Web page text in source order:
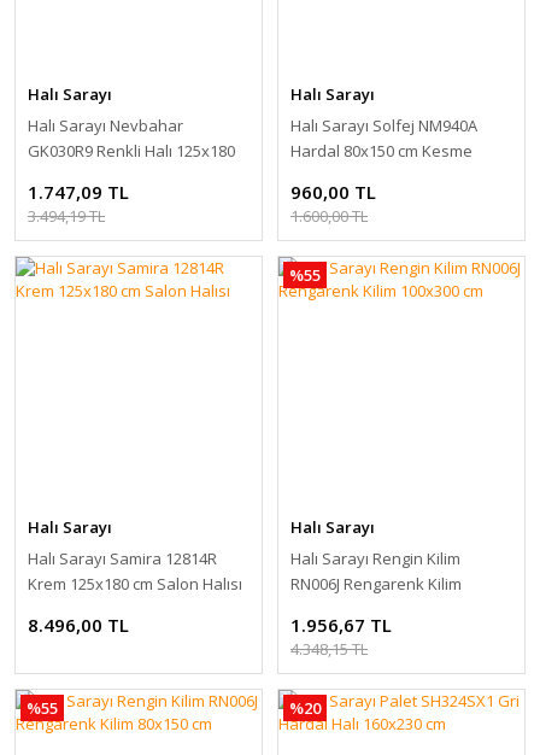
Halı Sarayı
Halı Sarayı Nevbahar
GK030R9 Renkli Halı 125x180
1.747,09 TL
3.494,19 TL
Halı Sarayı
Halı Sarayı Solfej NM940A
Hardal 80x150 cm Kesme
960,00 TL
1.600,00 TL
Halı Sarayı
Halı Sarayı Samira 12814R
Krem 125x180 cm Salon Halısı
8.496,00 TL
%55
Halı Sarayı
Halı Sarayı Rengin Kilim
RN006J Rengarenk Kilim
1.956,67 TL
4.348,15 TL
%55 %20